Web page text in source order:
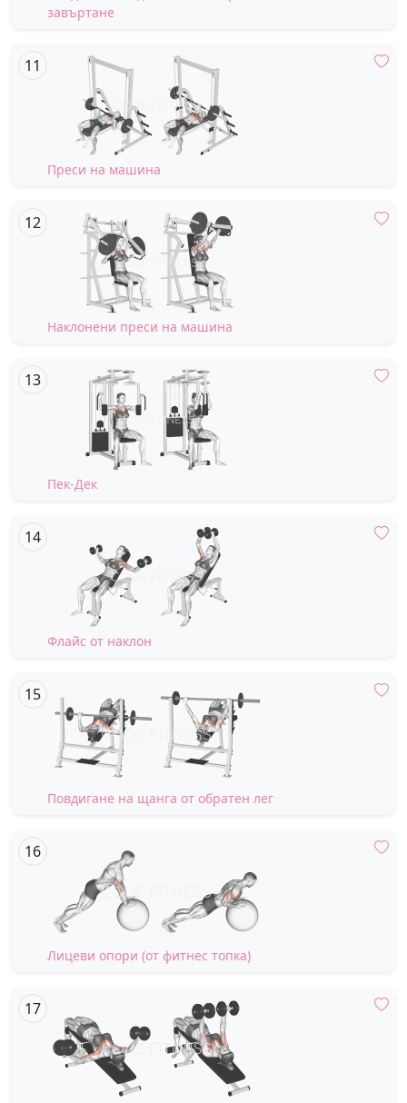
завъртане
Преси на машина
Наклонени преси на машина
Пек-Дек
Флайс от наклон
Повдигане на щанга от обратен лег
Лицеви опори (от фитнес топка)